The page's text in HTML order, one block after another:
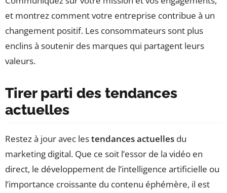
et montrez comment votre entreprise contribue à un
changement positif. Les consommateurs sont plus
enclins à soutenir des marques qui partagent leurs
valeurs.
Tirer parti des tendances
actuelles
Restez à jour avec lestendances actuelles du
marketing digital. Que ce soit l’essor de la vidéo en
direct, le développement de l’intelligence artificielle ou
l’importance croissante du contenu éphémère, il est